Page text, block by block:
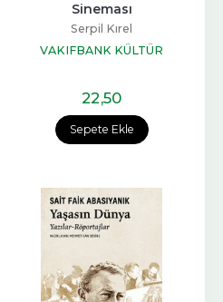
Sepete Ekle
Sineması
Serpil Kırel
VAKIFBANK KÜLTÜR
22,50